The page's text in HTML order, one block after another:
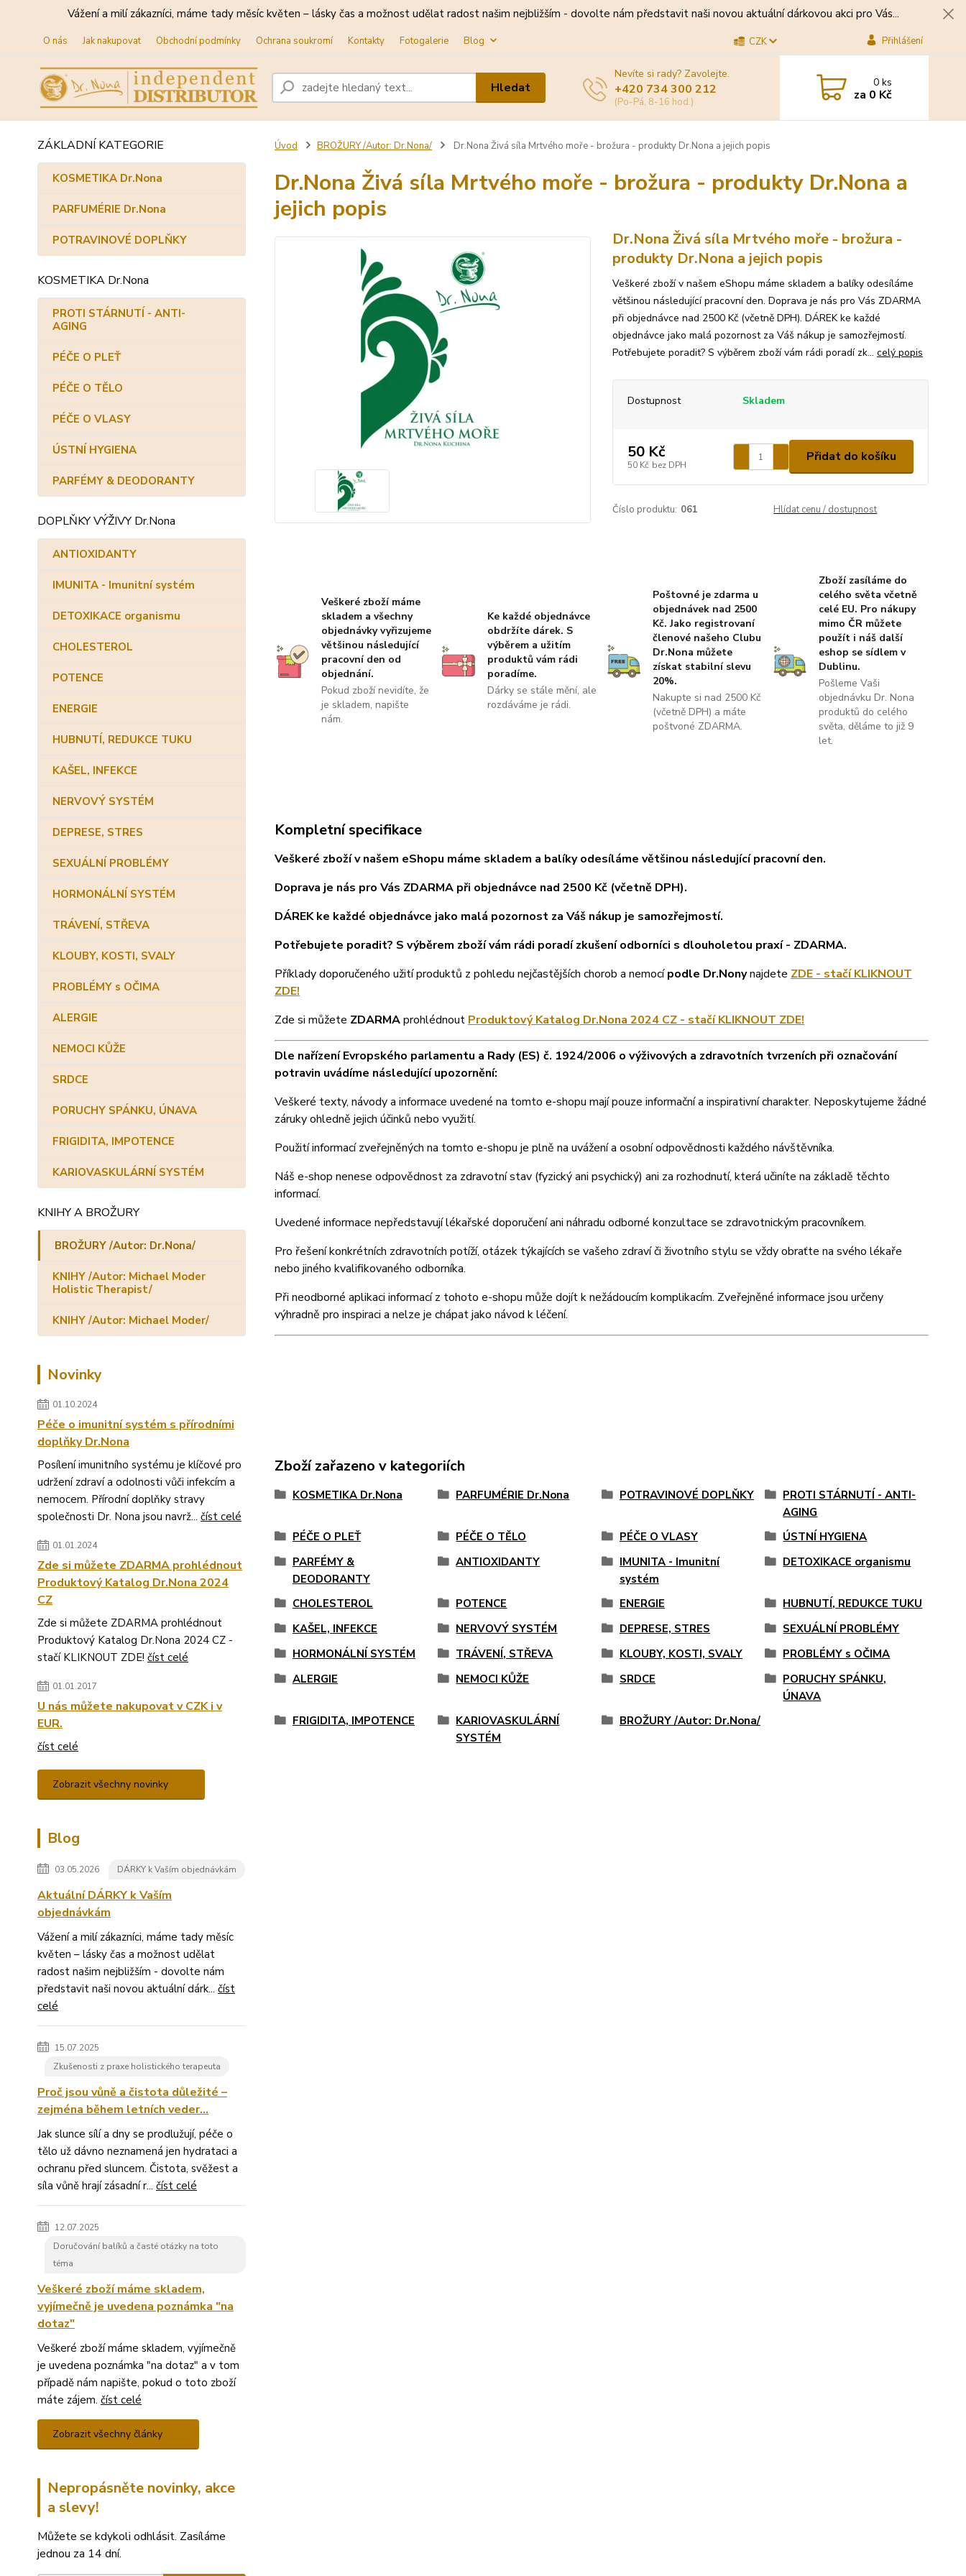
Vážení a milí zákazníci, máme tady měsíc květen – lásky čas a možnost udělat radost našim nejbližším - dovolte nám představit naši novou aktuální dárkovou akci pro Vás...
O nás Jak nakupovat Obchodní podmínky Ochrana soukromí Kontakty Fotogalerie Blog CZK Přihlášení
Hledat
Nevíte si rady? Zavolejte.
+420 734 300 212
(Po-Pá, 8-16 hod.)
0ks
za 0 Kč
ZÁKLADNÍ KATEGORIE
KOSMETIKA Dr.Nona
PARFUMÉRIE Dr.Nona
POTRAVINOVÉ DOPLŇKY
KOSMETIKA Dr.Nona
PROTI STÁRNUTÍ - ANTI-
AGING
PÉČE O PLEŤ
PÉČE O TĚLO
PÉČE O VLASY
ÚSTNÍ HYGIENA
PARFÉMY & DEODORANTY
DOPLŇKY VÝŽIVY Dr.Nona
ANTIOXIDANTY
IMUNITA - Imunitní systém
DETOXIKACE organismu
CHOLESTEROL
POTENCE
ENERGIE
HUBNUTÍ, REDUKCE TUKU
KAŠEL, INFEKCE
NERVOVÝ SYSTÉM
DEPRESE, STRES
SEXUÁLNÍ PROBLÉMY
HORMONÁLNÍ SYSTÉM
TRÁVENÍ, STŘEVA
KLOUBY, KOSTI, SVALY
PROBLÉMY s OČIMA
ALERGIE
NEMOCI KŮŽE
SRDCE
PORUCHY SPÁNKU, ÚNAVA
FRIGIDITA, IMPOTENCE
KARIOVASKULÁRNÍ SYSTÉM
KNIHY A BROŽURY
BROŽURY /Autor: Dr.Nona/
KNIHY /Autor: Michael Moder
Holistic Therapist/
KNIHY /Autor: Michael Moder/
Novinky
01.10.2024
Péče o imunitní systém s přírodními
doplňky Dr.Nona
Posílení imunitního systému je klíčové pro
udržení zdraví a odolnosti vůči infekcím a
nemocem. Přírodní doplňky stravy
společnosti Dr. Nona jsou navrž... číst celé
01.01.2024
Zde si můžete ZDARMA prohlédnout
Produktový Katalog Dr.Nona 2024
CZ
Zde si můžete ZDARMA prohlédnout
Produktový Katalog Dr.Nona 2024 CZ -
stačí KLIKNOUT ZDE! číst celé
01.01.2017
U nás můžete nakupovat v CZK i v
EUR.
číst celé
Zobrazit všechny novinky
Blog
03.05.2026 DÁRKY k Vaším objednávkám
Aktuální DÁRKY k Vaším
objednávkám
Vážení a milí zákazníci, máme tady měsíc
květen – lásky čas a možnost udělat
radost našim nejbližším - dovolte nám
představit naši novou aktuální dárk... číst
celé
15.07.2025
Zkušenosti z praxe holistického terapeuta
Proč jsou vůně a čistota důležité –
zejména během letních veder...
Jak slunce sílí a dny se prodlužují, péče o
tělo už dávno neznamená jen hydrataci a
ochranu před sluncem. Čistota, svěžest a
síla vůně hrají zásadní r... číst celé
12.07.2025
Doručování balíků a časté otázky na toto
téma
Veškeré zboží máme skladem,
vyjímečně je uvedena poznámka "na
dotaz"
Veškeré zboží máme skladem, vyjímečně
je uvedena poznámka "na dotaz" a v tom
případě nám napište, pokud o toto zboží
máte zájem. číst celé
Zobrazit všechny články
Nepropásněte novinky, akce
a slevy!
Můžete se kdykoli odhlásit. Zasíláme
jednou za 14 dní.
Úvod BROŽURY /Autor: Dr.Nona/ Dr.Nona Živá síla Mrtvého moře - brožura - produkty Dr.Nona a jejich popis
Dr.Nona Živá síla Mrtvého moře - brožura - produkty Dr.Nona a
jejich popis
Dr.Nona Živá síla Mrtvého moře - brožura -
produkty Dr.Nona a jejich popis
Veškeré zboží v našem eShopu máme skladem a balíky odesíláme
většinou následující pracovní den. Doprava je nás pro Vás ZDARMA
při objednávce nad 2500 Kč (včetně DPH). DÁREK ke každé
objednávce jako malá pozornost za Váš nákup je samozřejmostí.
Potřebujete poradit? S výběrem zboží vám rádi poradí zk... celý popis
Dostupnost Skladem
50 Kč
50 Kč bez DPH
Přidat do košíku
Číslo produktu: 061 Hlídat cenu / dostupnost
Veškeré zboží máme
skladem a všechny
objednávky vyřizujeme
většinou následující
pracovní den od
objednání.
Pokud zboží nevidíte, že
je skladem, napište
nám.
Ke každé objednávce
obdržíte dárek. S
výběrem a užitím
produktů vám rádi
poradíme.
Dárky se stále mění, ale
rozdáváme je rádi.
Poštovné je zdarma u
objednávek nad 2500
Kč. Jako registrovaní
členové našeho Clubu
Dr.Nona můžete
získat stabilní slevu
20%.
Nakupte si nad 2500 Kč
(včetně DPH) a máte
poštvoné ZDARMA.
Zboží zasíláme do
celého světa včetně
celé EU. Pro nákupy
mimo ČR můžete
použít i náš další
eshop se sídlem v
Dublinu.
Pošleme Vaši
objednávku Dr. Nona
produktů do celého
světa, děláme to již 9
let.
Kompletní specifikace
Veškeré zboží v našem eShopu máme skladem a balíky odesíláme většinou následující pracovní den.
Doprava je nás pro Vás ZDARMA při objednávce nad 2500 Kč (včetně DPH).
DÁREK ke každé objednávce jako malá pozornost za Váš nákup je samozřejmostí.
Potřebujete poradit? S výběrem zboží vám rádi poradí zkušení odborníci s dlouholetou praxí - ZDARMA.
Příklady doporučeného užití produktů z pohledu nejčastějších chorob a nemocípodle Dr.Nonynajdete ZDE - stačí KLIKNOUT
ZDE!
Zde si můžete ZDARMAprohlédnout Produktový Katalog Dr.Nona 2024 CZ - stačí KLIKNOUT ZDE!
Dle nařízení Evropského parlamentu a Rady (ES) č. 1924/2006 o výživových a zdravotních tvrzeních při označování
potravin uvádíme následující upozornění:
Veškeré texty, návody a informace uvedené na tomto e-shopu mají pouze informační a inspirativní charakter. Neposkytujeme žádné
záruky ohledně jejich účinků nebo využití.
Použití informací zveřejněných na tomto e-shopu je plně na uvážení a osobní odpovědnosti každého návštěvníka.
Náš e-shop nenese odpovědnost za zdravotní stav (fyzický ani psychický) ani za rozhodnutí, která učiníte na základě těchto
informací.
Uvedené informace nepředstavují lékařské doporučení ani náhradu odborné konzultace se zdravotnickým pracovníkem.
Pro řešení konkrétních zdravotních potíží, otázek týkajících se vašeho zdraví či životního stylu se vždy obraťte na svého lékaře
nebo jiného kvalifikovaného odborníka.
Při neodborné aplikaci informací z tohoto e-shopu může dojít k nežádoucím komplikacím. Zveřejněné informace jsou určeny
výhradně pro inspiraci a nelze je chápat jako návod k léčení.
Zboží zařazeno v kategoriích
KOSMETIKA Dr.Nona PARFUMÉRIE Dr.Nona POTRAVINOVÉ DOPLŇKY
PROTI STÁRNUTÍ - ANTI-
AGING
PÉČE O PLEŤ
PÉČE O TĚLO PÉČE O VLASY
ÚSTNÍ HYGIENA
PARFÉMY &
DEODORANTY
ANTIOXIDANTY
IMUNITA - Imunitní
systém
DETOXIKACE organismu
CHOLESTEROL POTENCE ENERGIE
HUBNUTÍ, REDUKCE TUKU
KAŠEL, INFEKCE
NERVOVÝ SYSTÉM DEPRESE, STRES
SEXUÁLNÍ PROBLÉMY
HORMONÁLNÍ SYSTÉM
TRÁVENÍ, STŘEVA KLOUBY, KOSTI, SVALY
PROBLÉMY s OČIMA
ALERGIE
NEMOCI KŮŽE SRDCE
PORUCHY SPÁNKU,
ÚNAVA
FRIGIDITA, IMPOTENCE
KARIOVASKULÁRNÍ
SYSTÉM
BROŽURY /Autor: Dr.Nona/